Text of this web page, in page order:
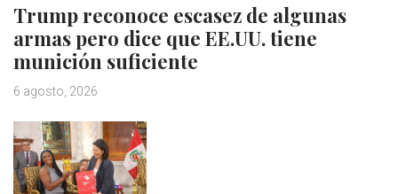
Trump reconoce escasez de algunas
armas pero dice que EE.UU. tiene
munición suficiente
6 agosto, 2026